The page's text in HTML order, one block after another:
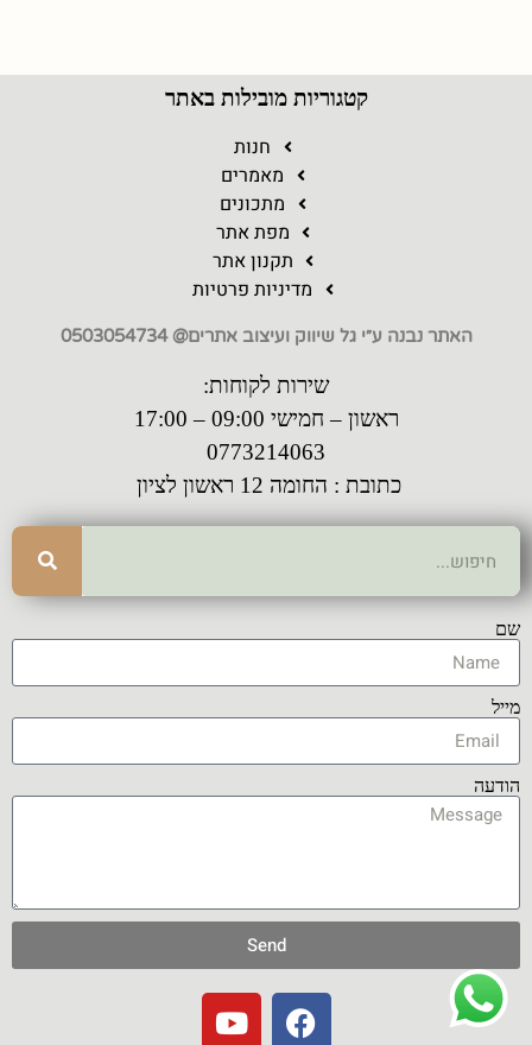
קטגוריות מובילות באתר
חנות
מאמרים
מתכונים
מפת אתר
תקנון אתר
מדיניות פרטיות
האתר נבנה ע״י גל שיווק ועיצוב אתרים@ 0503054734
שירות לקוחות:
ראשון – חמישי 09:00 – 17:00
0773214063
כתובת : החומה 12 ראשון לציון
שם
מייל
הודעה
Send